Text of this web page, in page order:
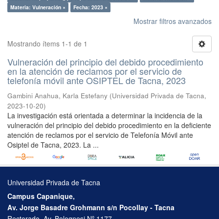
Materia: Vulneración ×
Fecha: 2023 ×
Mostrar filtros avanzados
Mostrando ítems 1-1 de 1
Vulneración del principio del debido procedimiento
en la atención de reclamos por el servicio de
telefonía móvil ante OSIPTEL de Tacna, 2023
Gambini Anahua, Karla Estefany (Universidad Privada de Tacna,
2023-10-20)
La investigación está orientada a determinar la incidencia de la
vulneración del principio del debido procedimiento en la deficiente
atención de reclamos por el servicio de Telefonía Móvil ante
Osiptel de Tacna, 2023. La ...
Universidad Privada de Tacna
Campus Capanique,
Av. Jorge Basadre Grohmann s/n Pocollay - Tacna